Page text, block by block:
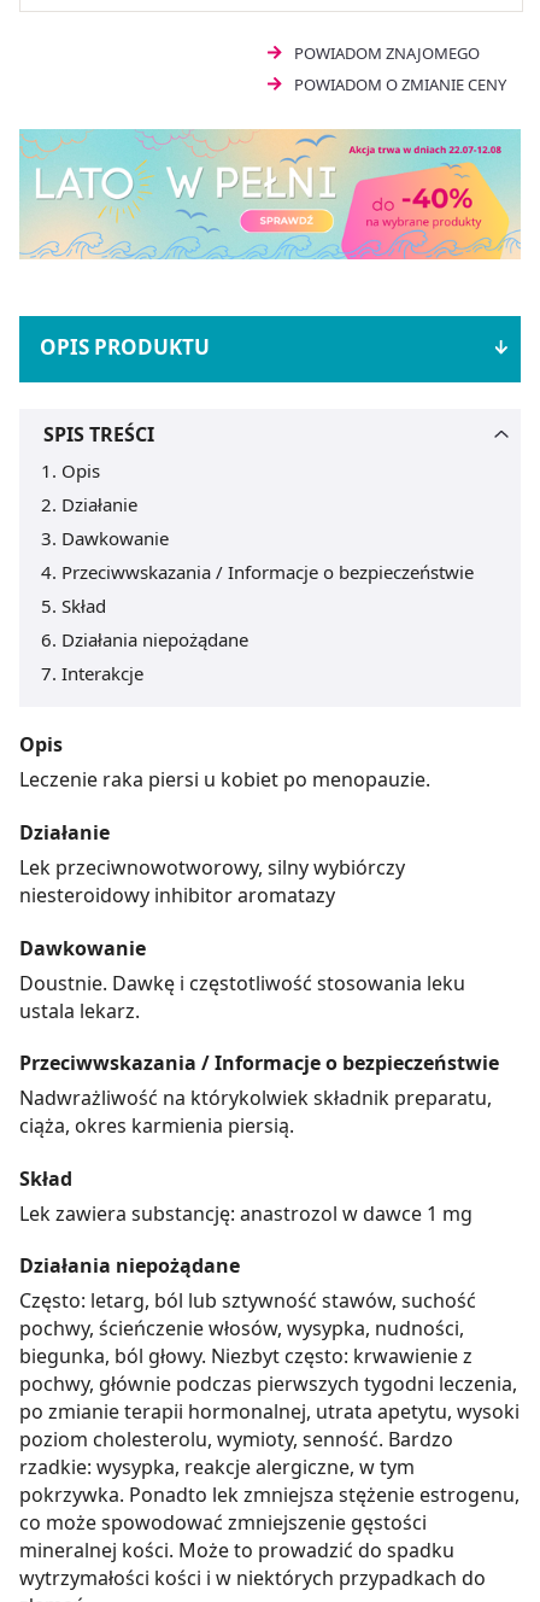
POWIADOM ZNAJOMEGO
POWIADOM O ZMIANIE CENY
OPIS PRODUKTU
SPIS TREŚCI
Opis
Działanie
Dawkowanie
Przeciwwskazania / Informacje o bezpieczeństwie
Skład
Działania niepożądane
Interakcje
Opis
Leczenie raka piersi u kobiet po menopauzie.
Działanie
Lek przeciwnowotworowy, silny wybiórczy
niesteroidowy inhibitor aromatazy
Dawkowanie
Doustnie. Dawkę i częstotliwość stosowania leku
ustala lekarz.
Przeciwwskazania / Informacje o bezpieczeństwie
Nadwrażliwość na którykolwiek składnik preparatu,
ciąża, okres karmienia piersią.
Skład
Lek zawiera substancję: anastrozol w dawce 1 mg
Działania niepożądane
Często: letarg, ból lub sztywność stawów, suchość
pochwy, ścieńczenie włosów, wysypka, nudności,
biegunka, ból głowy. Niezbyt często: krwawienie z
pochwy, głównie podczas pierwszych tygodni leczenia,
po zmianie terapii hormonalnej, utrata apetytu, wysoki
poziom cholesterolu, wymioty, senność. Bardzo
rzadkie: wysypka, reakcje alergiczne, w tym
pokrzywka. Ponadto lek zmniejsza stężenie estrogenu,
co może spowodować zmniejszenie gęstości
mineralnej kości. Może to prowadzić do spadku
wytrzymałości kości i w niektórych przypadkach do